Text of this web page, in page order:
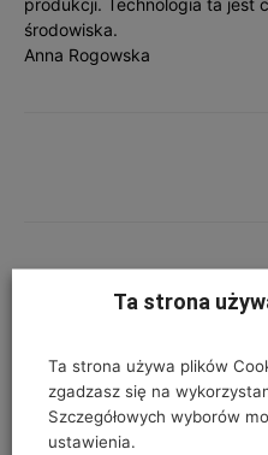
produkcji. Technologia ta jest
środowiska.
Anna Rogowska
smartfonach!
Ta strona
Ta strona używa plików
zgadzasz się na
Szczegółowych wyborów
ustawienia.